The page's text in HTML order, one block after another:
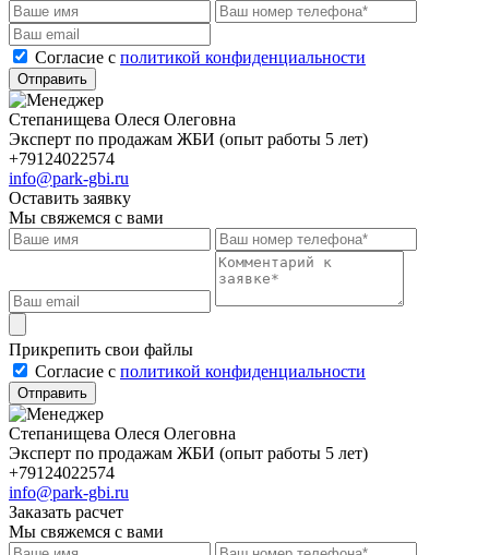
Cогласие с политикой конфиденциальности
Отправить
Степанищева Олеся Олеговна
Эксперт по продажам ЖБИ (опыт работы 5 лет)
+79124022574
info@park-gbi.ru
Оставить заявку
Мы свяжемся с вами
Прикрепить свои файлы
Cогласие с политикой конфиденциальности
Отправить
Степанищева Олеся Олеговна
Эксперт по продажам ЖБИ (опыт работы 5 лет)
+79124022574
info@park-gbi.ru
Заказать расчет
Мы свяжемся с вами